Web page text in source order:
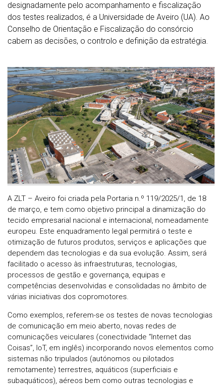
designadamente pelo acompanhamento e fiscalização
dos testes realizados, é a Universidade de Aveiro (UA). Ao
Conselho de Orientação e Fiscalização do consórcio
cabem as decisões, o controlo e definição da estratégia.
A ZLT – Aveiro foi criada pela Portaria n.º 119/2025/1, de 18
de março, e tem como objetivo principal a dinamização do
tecido empresarial nacional e internacional, nomeadamente
europeu. Este enquadramento legal permitirá o teste e
otimização de futuros produtos, serviços e aplicações que
dependem das tecnologias e da sua evolução. Assim, será
facilitado o acesso às infraestruturas, tecnologias,
processos de gestão e governança, equipas e
competências desenvolvidas e consolidadas no âmbito de
várias iniciativas dos copromotores.
Como exemplos, referem-se os testes de novas tecnologias
de comunicação em meio aberto, novas redes de
comunicações veiculares (conectividade “Internet das
Coisas”, IoT, em inglês) incorporando novos elementos como
sistemas não tripulados (autónomos ou pilotados
remotamente) terrestres, aquáticos (superficiais e
subaquáticos), aéreos bem como outras tecnologias e